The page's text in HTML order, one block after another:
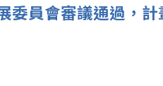
委員會審議通過，計